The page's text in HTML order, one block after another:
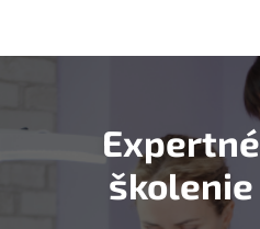
Expertné
školenie